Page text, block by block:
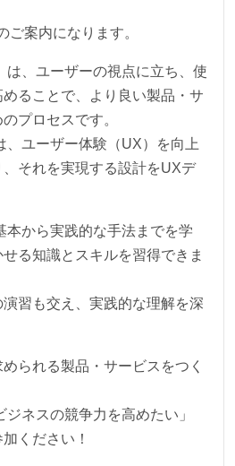
ご案内になります。
は、ユーザーの視点に立ち、使
ることで、より良い製品・サ
プロセスです。
、ユーザー体験（UX）を向上
それを実現する設計をUXデ
本から実践的な手法までを学
る知識とスキルを習得できま
習も交え、実践的な理解を深
められる製品・サービスをつく
ジネスの競争力を高めたい」
ください！